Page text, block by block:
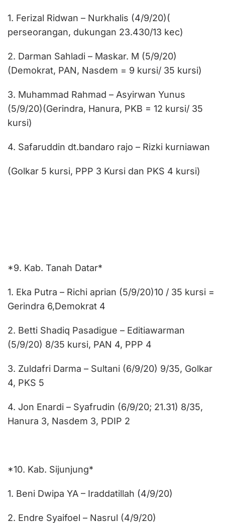
1. Ferizal Ridwan – Nurkhalis (4/9/20)(
perseorangan, dukungan 23.430/13 kec)
2. Darman Sahladi – Maskar. M (5/9/20)
(Demokrat, PAN, Nasdem = 9 kursi/ 35 kursi)
3. Muhammad Rahmad – Asyirwan Yunus
(5/9/20)(Gerindra, Hanura, PKB = 12 kursi/ 35
kursi)
4. Safaruddin dt.bandaro rajo – Rizki kurniawan
(Golkar 5 kursi, PPP 3 Kursi dan PKS 4 kursi)
*9. Kab. Tanah Datar*
1. Eka Putra – Richi aprian (5/9/20)10 / 35 kursi =
Gerindra 6,Demokrat 4
2. Betti Shadiq Pasadigue – Editiawarman
(5/9/20) 8/35 kursi, PAN 4, PPP 4
3. Zuldafri Darma – Sultani (6/9/20) 9/35, Golkar
4, PKS 5
4. Jon Enardi – Syafrudin (6/9/20; 21.31) 8/35,
Hanura 3, Nasdem 3, PDIP 2
*10. Kab. Sijunjung*
1. Beni Dwipa YA – Iraddatillah (4/9/20)
2. Endre Syaifoel – Nasrul (4/9/20)